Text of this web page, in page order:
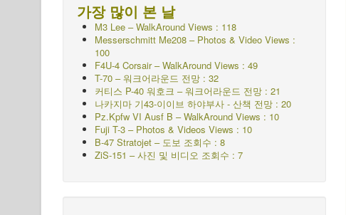
가장 많이 본 날
M3 Lee – WalkAround Views : 118
Messerschmitt Me208 – Photos & Video Views :
100
F4U-4 Corsair – WalkAround Views : 49
T-70 – 워크어라운드 전망 : 32
커티스 P-40 워호크 – 워크어라운드 전망 : 21
나카지마 기43-이이브 하야부사 - 산책 전망 : 20
Pz.Kpfw VI Ausf B – WalkAround Views : 10
Fuji T-3 – Photos & Videos Views : 10
B-47 Stratojet – 도보 조회수 : 8
ZiS-151 – 사진 및 비디오 조회수 : 7